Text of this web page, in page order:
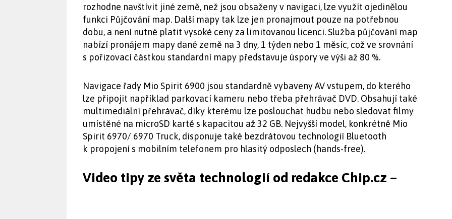
rozhodne navštívit jiné země, než jsou obsaženy v navigaci, lze využít ojedinělou
funkci Půjčování map. Další mapy tak lze jen pronajmout pouze na potřebnou
dobu, a není nutné platit vysoké ceny za limitovanou licenci. Služba půjčování map
nabízí pronájem mapy dané země na 3 dny, 1 týden nebo 1 měsíc, což ve srovnání
s pořizovací částkou standardní mapy představuje úspory ve výši až 80 %.
Navigace řady Mio Spirit 6900 jsou standardně vybaveny AV vstupem, do kterého
lze připojit například parkovací kameru nebo třeba přehrávač DVD. Obsahují také
multimediální přehrávač, díky kterému lze poslouchat hudbu nebo sledovat filmy
umístěné na microSD kartě s kapacitou až 32 GB. Nejvyšší model, konkrétně Mio
Spirit 6970/ 6970 Truck, disponuje také bezdrátovou technologií Bluetooth
k propojení s mobilním telefonem pro hlasitý odposlech (hands-free).
Video tipy ze světa technologií od redakce Chip.cz –